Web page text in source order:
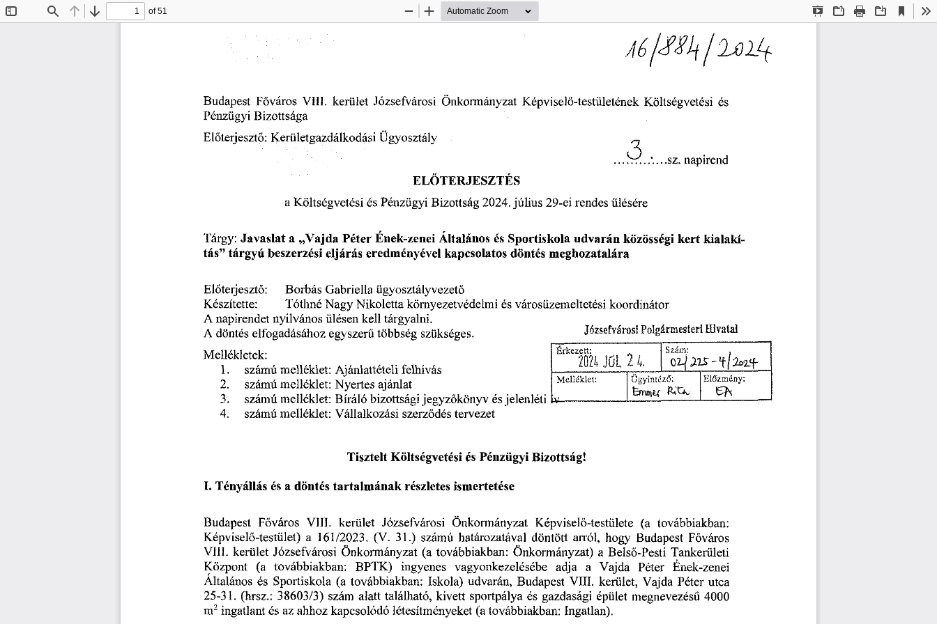
Find Previous
Next
of 51
Presentation
OpenPrint Download
Current
View
Zoom
Zoom
Budapest Főváros VIII. kerület Józsefvárosi Önkormányzat Képviselő-testületének Költségvetési és
Pénzügyi Bizottsága
Előterjesztő: Kerületgazdálkodási Ügyosztály
ELŐTERJESZTÉS
3
S/./....SZ. napirend
a Költségvetési és Pénzügyi Bizottság 2024. július 29-ei rendes ülésére
Tárgy: Javaslat a „Vajda Péter Ének-zenei Általános és Sportiskola udvarán közösségi kert kialakí
tás” tárgyú beszerzési eljárás eredményével kapcsolatos döntés meghozatalára
Előterjesztő: Borbás Gabriella ügyosztályvezető
Készítette:
Tóthné Nagy Nikoletta környezetvédelmi és városüzemeltetési koordinátor
A napirendet nyilvános ülésen kell tárgyalni.
A döntés elfogadásához egyszerű többség szükséges. Józsefvárosi Polgármesteri Hivatal
Mellékletek:
1.
számú melléklet: Ajánlattételi felhívás
2.
számú melléklet: Nyertes ajánlat
3.
számú melléklet: Bíráló bizottságijegyzőkönyv ésjelenléti
Érkezett:
2024 Jut
Szám:
24.
Melléklet:
V -------------------------------
Ügyintéző: Előzmény:
4. számú melléklet: Vállalkozási szerződés tervezet
Tisztelt Költségvetési és Pénzügyi Bizottság!
L Tényállás és a döntés tartalmának részletes ismertetése
Budapest Főváros Vili, kerület Józsefvárosi Önkormányzat Képviselő-testülete (a továbbiakban:
Képviselő-testület) a 161/2023. (V. 31.) számú határozatával döntött arról, hogy Budapest Főváros
VIII. kerület Józsefvárosi Önkormányzat (a továbbiakban: Önkormányzat) a Belső-Pesti Tankerületi
Központ
(a továbbiakban: BPTK) ingyenes vagyonkezelésébe adja a Vajda Péter
Ének-zenei
Általános és Sportiskola (a továbbiakban: Iskola) udvarán, Budapest VIII. kerület, Vajda Péter utca
25-31. (hrsz.: 38603/3) szám alatt található, kivett sportpálya és gazdasági épület megnevezésű 4000
m2 ingatlant és az ahhoz kapcsolódó létesítményeket (a továbbiakban: Ingatlan).